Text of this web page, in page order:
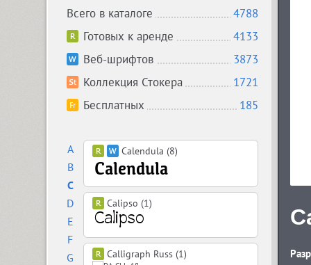
Всего в каталоге
4788
Готовых к аренде
4133
Веб-шрифтов
3873
Коллекция Стокера
1721
Бесплатных
185
A
B
C
D
E
F
G
Calendula (8)
Calipso (1)
Calligraph Russ (1)